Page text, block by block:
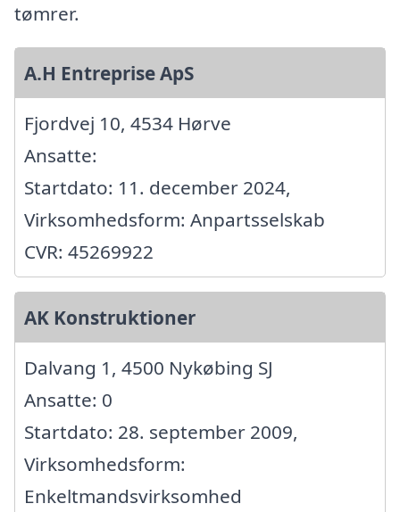
tømrer.
A.H Entreprise ApS
Fjordvej 10, 4534 Hørve
Ansatte:
Startdato: 11. december 2024,
Virksomhedsform: Anpartsselskab
CVR: 45269922
AK Konstruktioner
Dalvang 1, 4500 Nykøbing SJ
Ansatte: 0
Startdato: 28. september 2009,
Virksomhedsform:
Enkeltmandsvirksomhed